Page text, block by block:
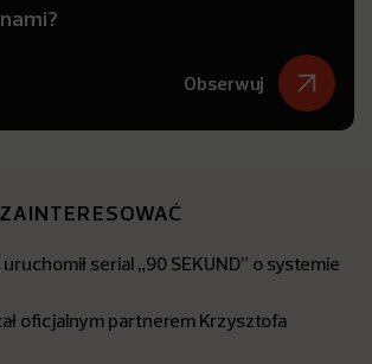
Obserwuj
serial „90 SEKUND” o systemie
oficjalnym partnerem Krzysztofa